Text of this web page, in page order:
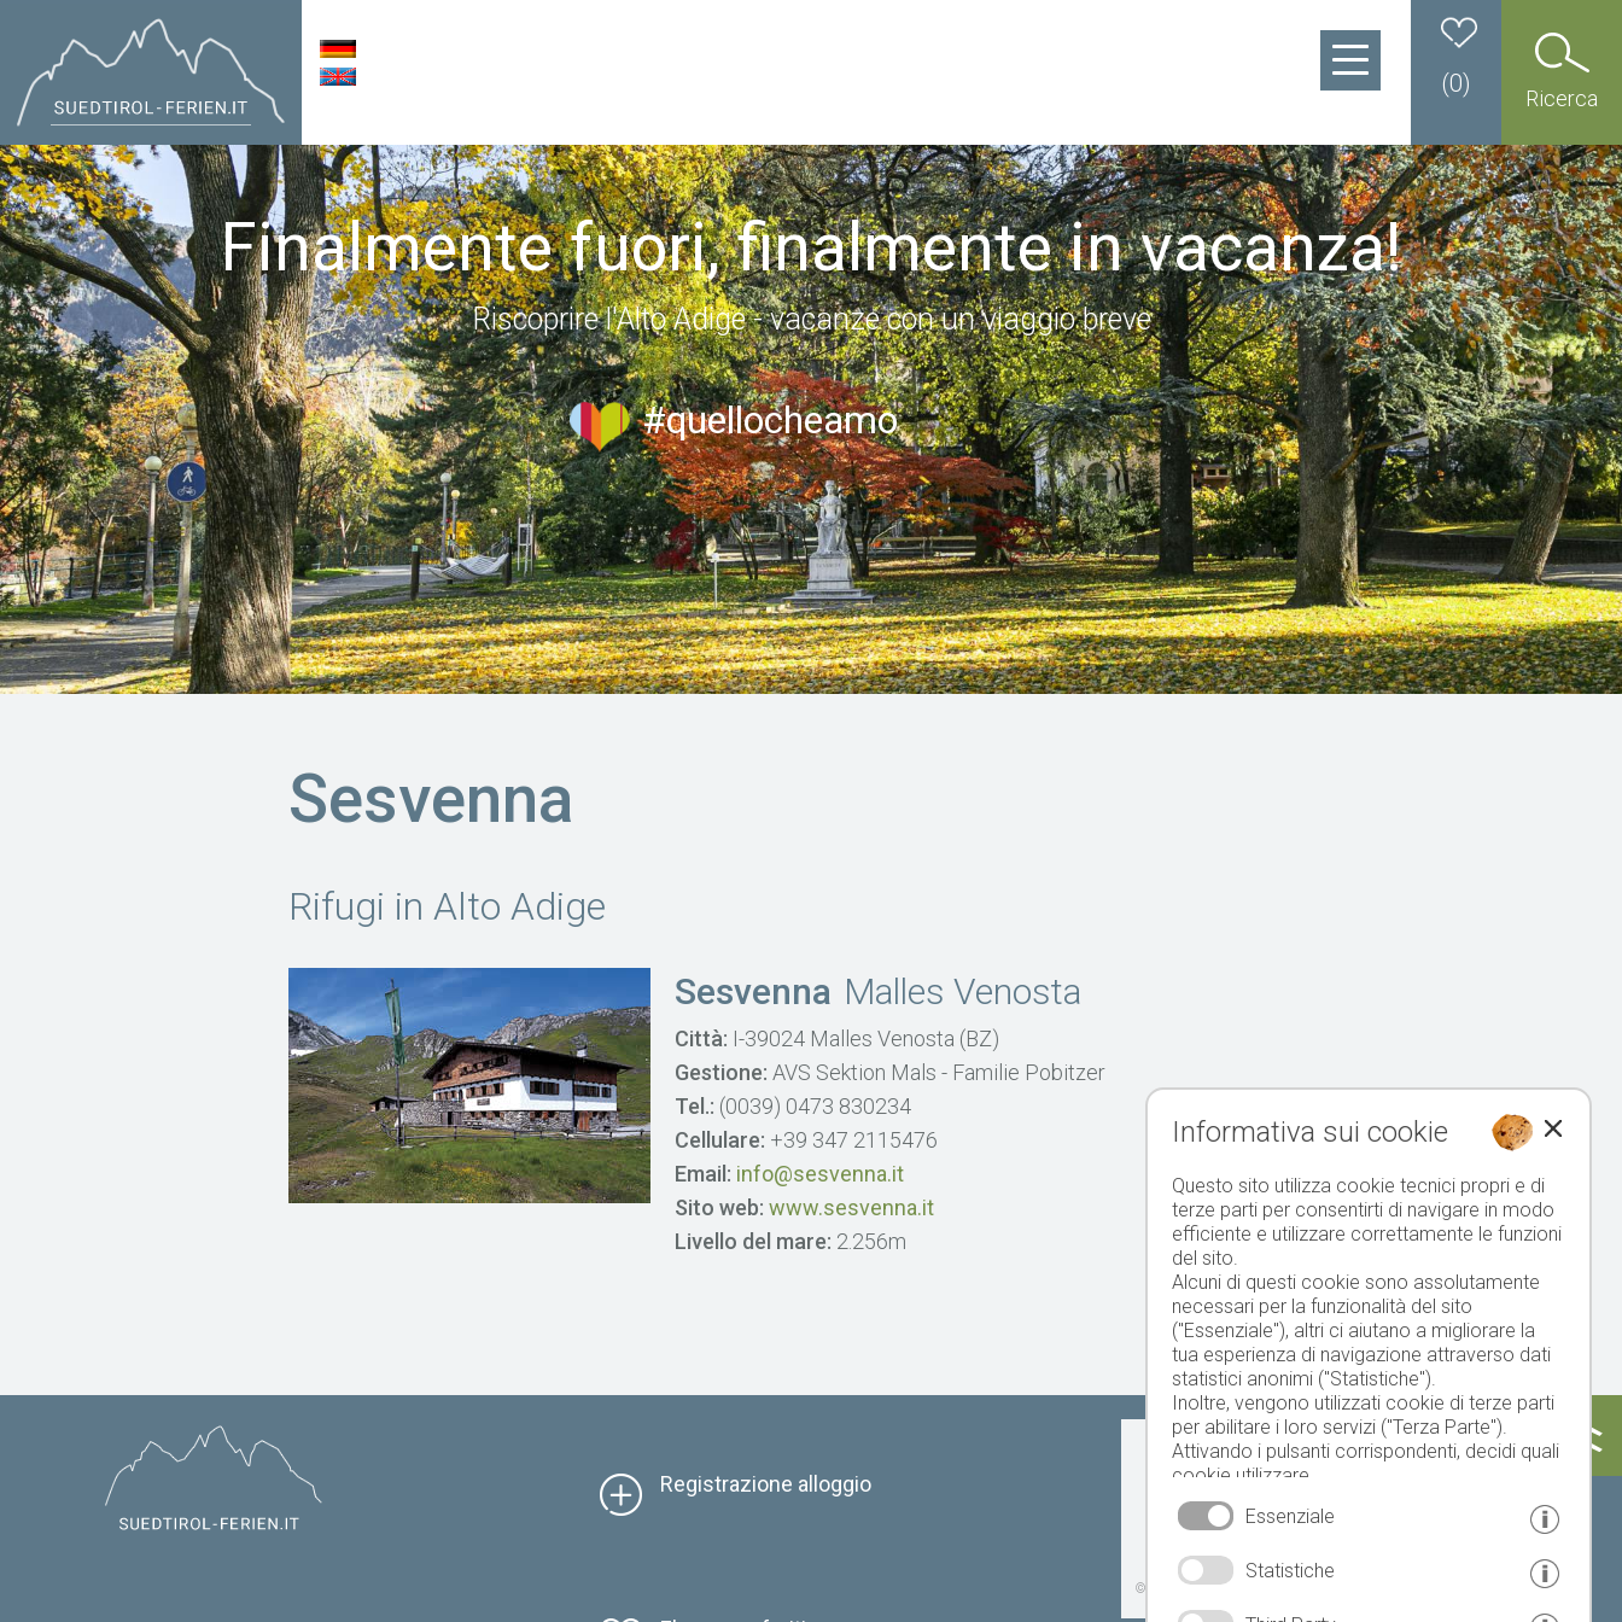
Ricerca
(0)
Finalmente fuori, finalmente in vacanza!
Riscoprire l'Alto Adige - vacanze con un viaggio breve
#quellocheamo
Sesvenna
Rifugi in Alto Adige
Sesvenna Malles Venosta
Città: I-39024 Malles Venosta (BZ)
Gestione:AVS Sektion Mals - Familie Pobitzer
Tel.: (0039) 0473 830234
Cellulare: +39 347 2115476
Email: info@sesvenna.it
Sito web:www.sesvenna.it
Livello del mare: 2.256m
Registrazione alloggio
Oggi Domani domenica
© Servizio meteo provinciale
Informativa sui cookie
Questo sito utilizza cookie tecnici propri e di
terze parti per consentirti di navigare in modo
efficiente e utilizzare correttamente le funzioni
del sito.
Alcuni di questi cookie sono assolutamente
necessari per la funzionalità del sito
("Essenziale"), altri ci aiutano a migliorare la
tua esperienza di navigazione attraverso dati
statistici anonimi ("Statistiche").
Inoltre, vengono utilizzati cookie di terze parti
per abilitare i loro servizi ("Terza Parte").
Attivando i pulsanti corrispondenti, decidi quali
cookie utilizzare.
Cliccando su "Accetta tutto", "Salva selezione"
o "Rifiuta selezione", dichiari di consentire l'uso
Il tuo consenso Puoi revocarlo in qualsiasi
Essenziale
Statistiche